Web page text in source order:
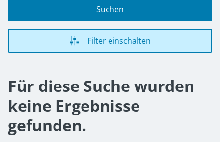
Suchen
Filter einschalten
Für diese Suche wurden
keine Ergebnisse
gefunden.